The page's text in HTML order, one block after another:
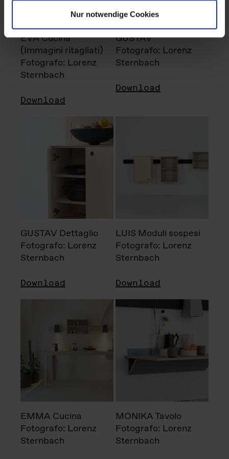
Nur notwendige Cookies
EVA Cucina
(Immagini ritagliati)
Fotografo: Lorenz
Sternbach
Download
GUSTAV
Fotografo: Lorenz
Sternbach
Download
GUSTAV Dettaglio
Fotografo: Lorenz
Sternbach
Download
LUIS Moduli sospesi
Fotografo: Lorenz
Sternbach
Download
EMMA Cucina
Fotografo: Lorenz
Sternbach
MONIKA Tavolo
Fotografo: Lorenz
Sternbach